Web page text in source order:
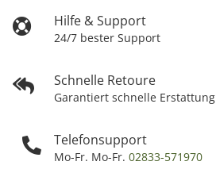
Hilfe & Support
24/7 bester Support
Schnelle Retoure
Garantiert schnelle Erstattung
Telefonsupport
Mo-Fr. Mo-Fr. 02833-571970